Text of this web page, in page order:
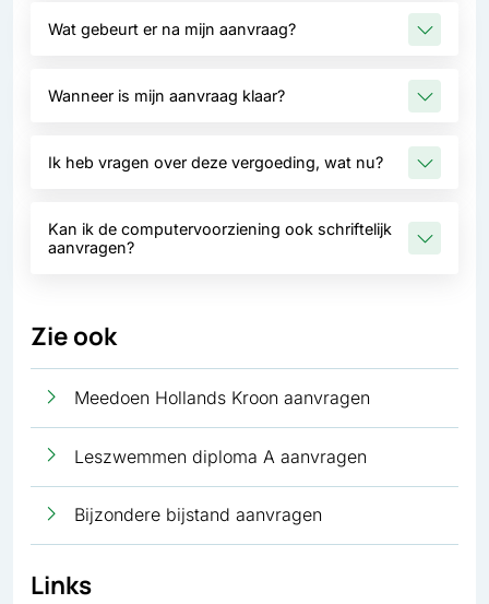
Wat gebeurt er na mijn aanvraag?
Wanneer is mijn aanvraag klaar?
Ik heb vragen over deze vergoeding, wat nu?
Kan ik de computervoorziening ook schriftelijk
aanvragen?
Zie ook
Meedoen Hollands Kroon aanvragen
Leszwemmen diploma A aanvragen
Bijzondere bijstand aanvragen
Links